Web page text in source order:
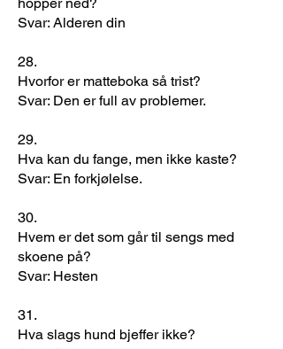
Svar: Alderen din
28.
Hvorfor er matteboka så trist?
Svar: Den er full av problemer.
29.
Hva kan du fange, men ikke kaste?
Svar: En forkjølelse.
30.
Hvem er det som går til sengs med
skoene på?
Svar: Hesten
31.
Hva slags hund bjeffer ikke?